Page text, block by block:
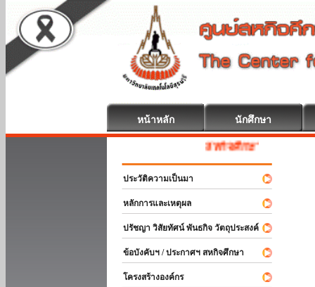
หน้าหลัก นักศึกษา
สหกิจศึกษา ยินดีต้อนรับ
ประวัติความเป็นมา
หลักการและเหตุผล
ปรัชญา วิสัยทัศน์ พันธกิจ วัตถุประสงค์
ข้อบังคับฯ / ประกาศฯ สหกิจศึกษา
โครงสร้างองค์กร